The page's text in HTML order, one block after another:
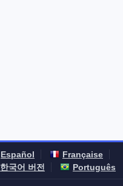
Español
Française
한국어 버전 Português